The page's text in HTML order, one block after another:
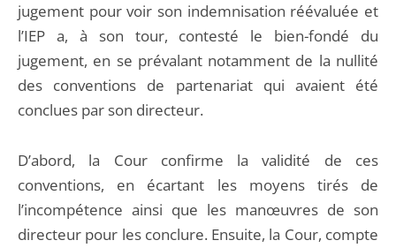
jugement pour voir son indemnisation réévaluée et
l’IEP a, à son tour, contesté le bien-fondé du
jugement, en se prévalant notamment de la nullité
des conventions de partenariat qui avaient été
conclues par son directeur.
D’abord, la Cour confirme la validité de ces
conventions, en écartant les moyens tirés de
l’incompétence ainsi que les manœuvres de son
directeur pour les conclure. Ensuite, la Cour, compte